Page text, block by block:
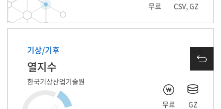
무료 CSV, GZ
기상/기후
열지수
한국기상산업기술원
무료 GZ